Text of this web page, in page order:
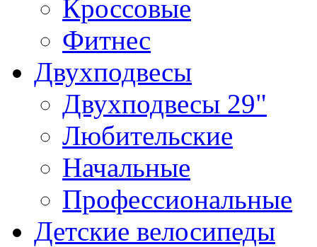
Кроссовые
Фитнес
Двухподвесы
Двухподвесы 29"
Любительские
Начальные
Профессиональные
Детские велосипеды